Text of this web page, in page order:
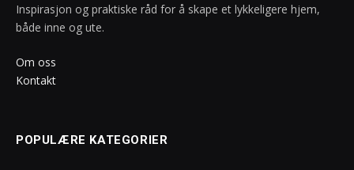
Inspirasjon og praktiske råd for å skape et lykkeligere hjem,
både inne og ute.
Om oss
Kontakt
POPULÆRE KATEGORIER